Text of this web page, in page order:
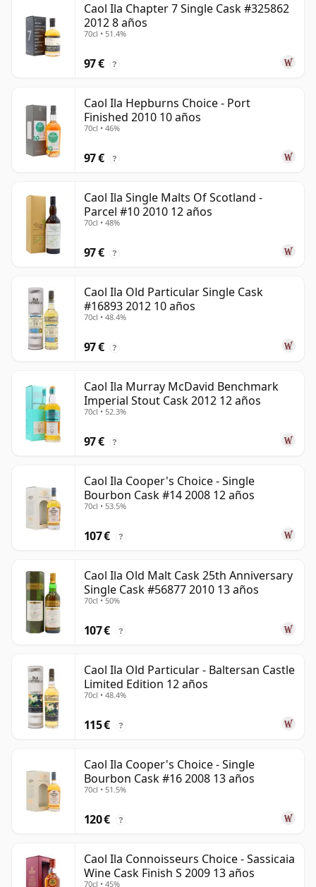
Caol Ila Chapter 7 Single Cask #325862
2012 8 años
70cl • 51.4%
97 € ?
Caol Ila Hepburns Choice - Port
Finished 2010 10 años
70cl • 46%
97 € ?
Caol Ila Single Malts Of Scotland -
Parcel #10 2010 12 años
70cl • 48%
97 € ?
Caol Ila Old Particular Single Cask
#16893 2012 10 años
70cl • 48.4%
97 € ?
Caol Ila Murray McDavid Benchmark
Imperial Stout Cask 2012 12 años
70cl • 52.3%
97 € ?
Caol Ila Cooper's Choice - Single
Bourbon Cask #14 2008 12 años
70cl • 53.5%
107 € ?
Caol Ila Old Malt Cask 25th Anniversary
Single Cask #56877 2010 13 años
70cl • 50%
107 € ?
Caol Ila Old Particular - Baltersan Castle
Limited Edition 12 años
70cl • 48.4%
115 € ?
Caol Ila Cooper's Choice - Single
Bourbon Cask #16 2008 13 años
70cl • 51.5%
120 € ?
Caol Ila Connoisseurs Choice - Sassicaia
Wine Cask Finish S 2009 13 años
70cl • 45%